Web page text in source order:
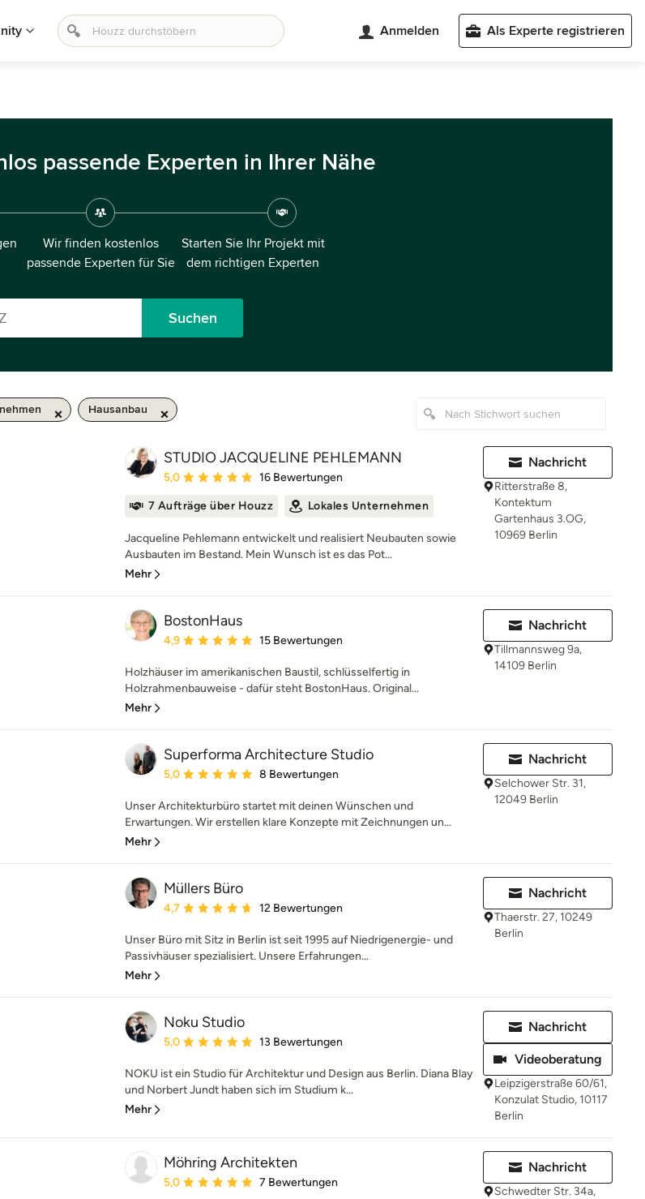
Anmelden Als Experte registrieren
passende Experten in Ihrer Nähe
Wir finden kostenlos
passende Experten für Sie
Starten Sie Ihr Projekt mit
dem richtigen Experten
Suchen
Hausanbau
STUDIO JACQUELINE PEHLEMANN
Durchschnittliche Bewertung: 5 von 5 Sternen
5,0 16 Bewertungen
7 Aufträge über Houzz Lokales Unternehmen
Jacqueline Pehlemann entwickelt und realisiert Neubauten sowie
Ausbauten im Bestand. Mein Wunsch ist es das Pot...
Mehr
Nachricht
Ritterstraße 8,
Kontektum
Gartenhaus 3.OG,
10969 Berlin
BostonHaus
Durchschnittliche Bewertung: 4.9 von 5 Sternen
4,9 15 Bewertungen
Holzhäuser im amerikanischen Baustil, schlüsselfertig in
Holzrahmenbauweise - dafür steht BostonHaus. Original...
Mehr
Nachricht
Tillmannsweg 9a,
14109 Berlin
Superforma Architecture Studio
Durchschnittliche Bewertung: 5 von 5 Sternen
5,0 8 Bewertungen
Unser Architekturbüro startet mit deinen Wünschen und
Erwartungen. Wir erstellen klare Konzepte mit Zeichnungen un...
Mehr
Nachricht
Selchower Str. 31,
12049 Berlin
Müllers Büro
Durchschnittliche Bewertung: 4.7 von 5 Sternen
4,7 12 Bewertungen
Unser Büro mit Sitz in Berlin ist seit 1995 auf Niedrigenergie- und
Passivhäuser spezialisiert. Unsere Erfahrungen...
Mehr
Nachricht
Thaerstr. 27, 10249
Berlin
Noku Studio
Durchschnittliche Bewertung: 5 von 5 Sternen
5,0 13 Bewertungen
NOKU ist ein Studio für Architektur und Design aus Berlin. Diana Blay
und Norbert Jundt haben sich im Studium k...
Mehr
Nachricht
Videoberatung
Leipzigerstraße 60/61,
Konzulat Studio, 10117
Berlin
Möhring Architekten
Durchschnittliche Bewertung: 5 von 5 Sternen
5,0 7 Bewertungen
Nachricht
Schwedter Str. 34a,